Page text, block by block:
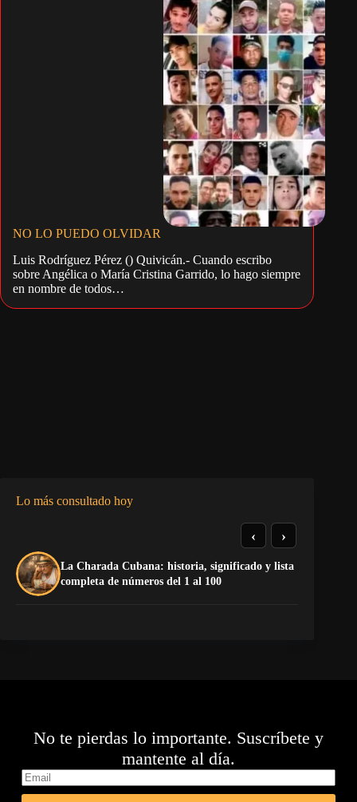
NO LO PUEDO OLVIDAR
Luis Rodríguez Pérez () Quivicán.- Cuando escribo
sobre Angélica o María Cristina Garrido, lo hago siempre
en nombre de todos…
Lo más consultado hoy
La Charada Cubana: historia, significado y lista
completa de números del 1 al 100
‹ ›
No te pierdas lo importante. Suscríbete y
mantente al día.